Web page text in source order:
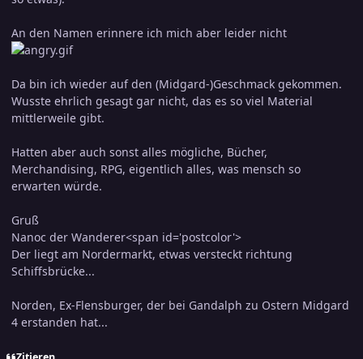
An den Namen erinnere ich mich aber leider nicht
Da bin ich wieder auf den (Midgard-)Geschmack gekommen.
Wusste ehrlich gesagt gar nicht, das es so viel Material
mittlerweile gibt.
Hatten aber auch sonst alles mögliche, Bücher,
Merchandising, RPG, eigentlich alles, was mensch so
erwarten würde.
Gruß
Nanoc der Wanderer<span id='postcolor'>
Der liegt am Nordermarkt, etwas versteckt richtung
Schiffsbrücke...
Norden, Ex-Flensburger, der bei Gandalph zu Ostern Midgard
4 erstanden hat...